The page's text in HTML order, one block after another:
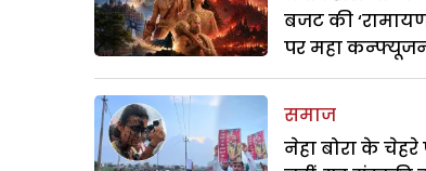
बजट की
पर महा
समाज
नेहा बोरा के